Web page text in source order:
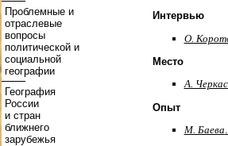
Проблемные и
отраслевые
вопросы
политической и
социальной
географии
География
России
и стран
ближнего
зарубежья
Интервью
О.
Место
А.
Опыт
М. Баева